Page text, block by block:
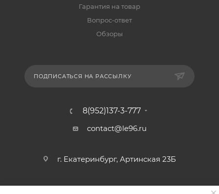
Гарантия на товар
Вопрос-ответ
Обзоры
ПОДПИСАТЬСЯ НА РАССЫЛКУ
8(952)137-3-777
contact@le96.ru
г. Екатеринбург, Артинская 23Б